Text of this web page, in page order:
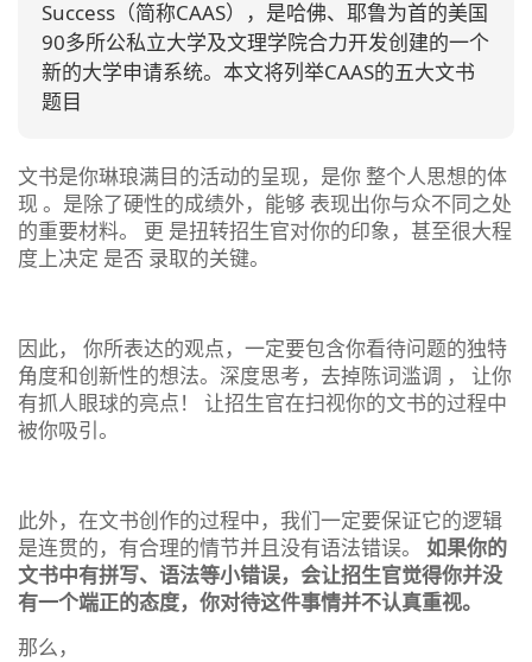
Success（简称CAAS），是哈佛、耶鲁为首的美国
90多所公私立大学及文理学院合力开发创建的一个
新的大学申请系统。本文将列举CAAS的五大文书
题目
文书是你琳琅满目的活动的呈现，是你 整个人思想的体
现 。是除了硬性的成绩外，能够 表现出你与众不同之处
的重要材料。 更 是扭转招生官对你的印象，甚至很大程
度上决定 是否 录取的关键。
因此， 你所表达的观点，一定要包含你看待问题的独特
角度和创新性的想法。深度思考，去掉陈词滥调 ， 让你
有抓人眼球的亮点！ 让招生官在扫视你的文书的过程中
被你吸引。
此外，在文书创作的过程中，我们一定要保证它的逻辑
是连贯的，有合理的情节并且没有语法错误。 如果你的
文书中有拼写、语法等小错误，会让招生官觉得你并没
有一个端正的态度，你对待这件事情并不认真重视。
那么，